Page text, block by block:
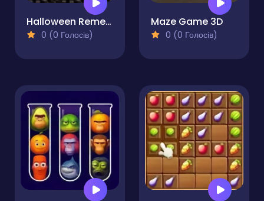
Halloween Remembers
0 (0 Голосів)
Maze Game 3D
0 (0 Голосів)